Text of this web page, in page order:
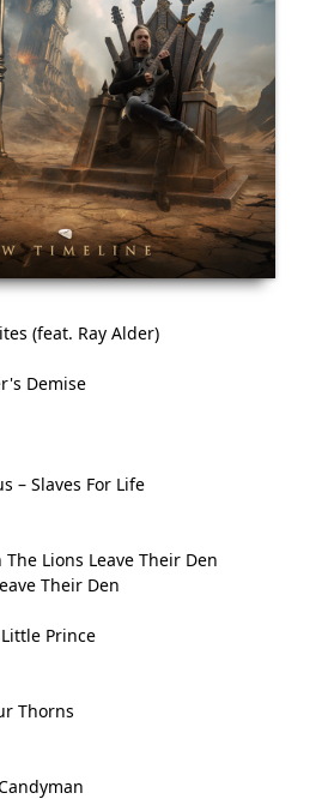
(feat. Ray Alder)
Demise
– Slaves For Life
The Lions Leave Their Den
Their Den
Little Prince
Thorns